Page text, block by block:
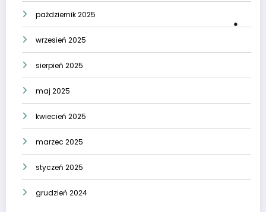
październik 2025
wrzesień 2025
sierpień 2025
maj 2025
kwiecień 2025
marzec 2025
styczeń 2025
grudzień 2024